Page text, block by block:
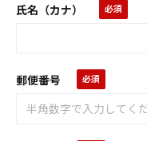
氏名（カナ）
郵便番号